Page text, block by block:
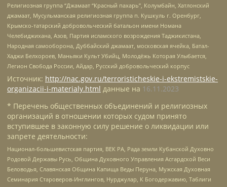
Религиозная группа “Джамаат “Красный пахарь”, Колумбайн, Хатлонский
джамаат, Мусульманская религиозная группа п. Кушкуль г. Оренбург,
Крымско-татарский добровольческий батальон имени Номана
Челебиджихана, Азов, Партия исламского возрождения Таджикистана,
Народная самооборона, Дуббайский джамаат, московская ячейка, Батал-
Хаджи Белхороев, Маньяки Культ Убийц, Молодёжь Которая Улыбается,
Легион Свобода России, Айдар, Русский добровольческий корпус
Источник: http://nac.gov.ru/terroristicheskie-i-ekstremistskie-
organizacii-i-materialy.html данные на 16.11.2023
* Перечень общественных объединений и религиозных
организаций в отношении которых судом принято
вступившее в законную силу решение о ликвидации или
запрете деятельности:
Национал-большевистская партия, ВЕК РА, Рада земли Кубанской Духовно
Родовой Державы Русь, Община Духовного Управления Асгардской Веси
Беловодья, Славянская Община Капища Веды Перуна, Мужская Духовная
Семинария Староверов-Инглингов, Нурджулар, К Богодержавию, Таблиги